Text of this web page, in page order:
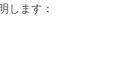
します：